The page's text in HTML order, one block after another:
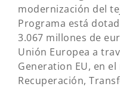
modernización del
Programa está
3.067 millones de
Unión Europea a
Generation EU, en
Recuperación,